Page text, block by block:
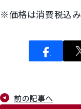
※価格は消費税込み
前の記事へ